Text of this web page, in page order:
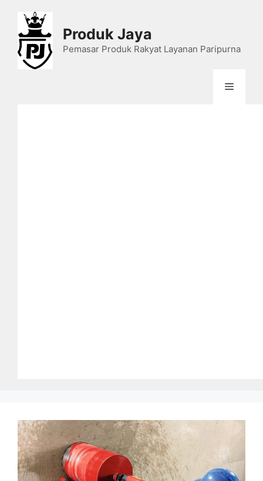
content
Produk Jaya
Pemasar Produk Rakyat Layanan Paripurna
Menu